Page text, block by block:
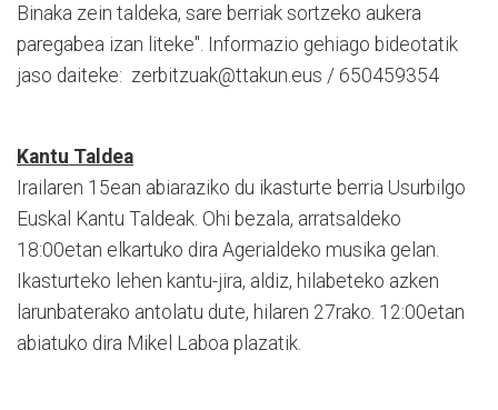
Binaka zein taldeka, sare berriak sortzeko aukera
paregabea izan liteke". Informazio gehiago bideotatik
jaso daiteke: zerbitzuak@ttakun.eus / 650459354
Kantu Taldea
Irailaren 15ean abiaraziko du ikasturte berria Usurbilgo
Euskal Kantu Taldeak. Ohi bezala, arratsaldeko
18:00etan elkartuko dira Agerialdeko musika gelan.
Ikasturteko lehen kantu-jira, aldiz, hilabeteko azken
larunbaterako antolatu dute, hilaren 27rako. 12:00etan
abiatuko dira Mikel Laboa plazatik.